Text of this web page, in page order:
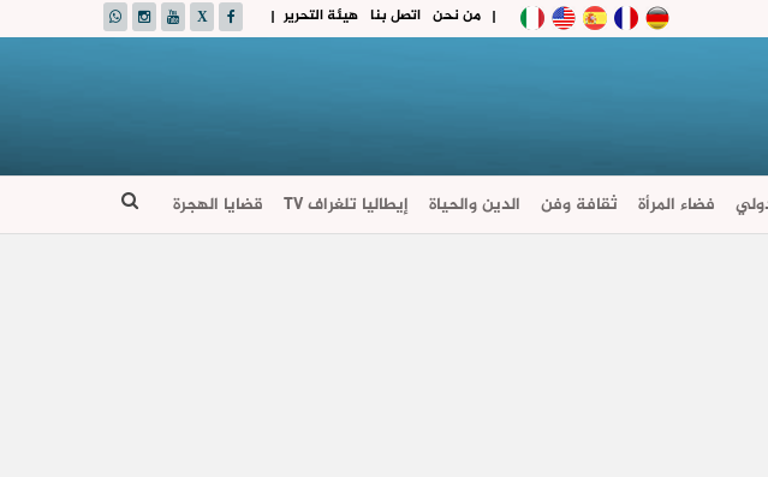
| هيئة التحرير اتصل بنا من نحن |
فضاء المرأة ثقافة وفن الدين والحياة إيطاليا تلغراف TV قضايا الهجرة